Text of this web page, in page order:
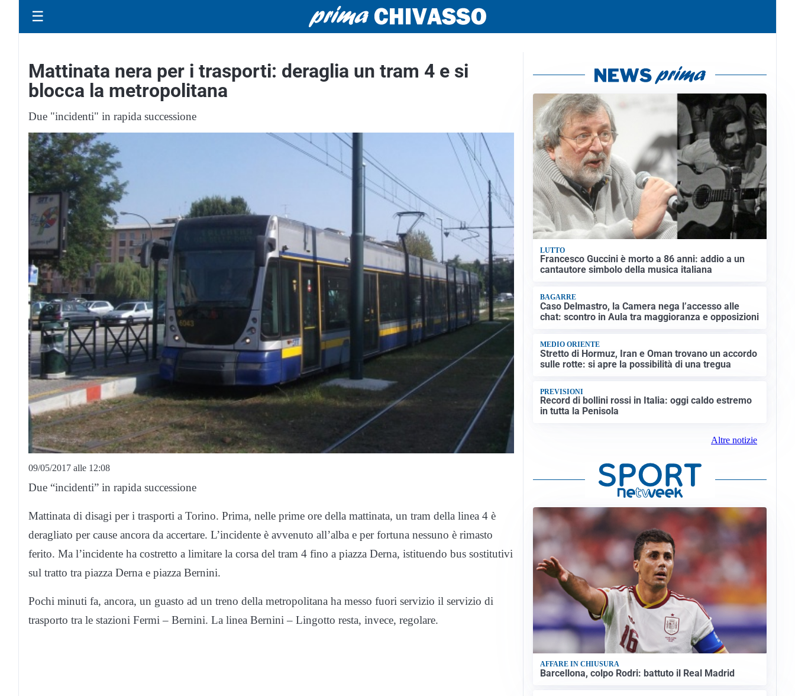
☰
Mattinata nera per i trasporti: deraglia un tram 4 e si
blocca la metropolitana
Due "incidenti" in rapida successione
09/05/2017 alle 12:08
Due “incidenti” in rapida successione
Mattinata di disagi per i trasporti a Torino. Prima, nelle prime ore della mattinata, un tram della linea 4 è
deragliato per cause ancora da accertare. L’incidente è avvenuto all’alba e per fortuna nessuno è rimasto
ferito. Ma l’incidente ha costretto a limitare la corsa del tram 4 fino a piazza Derna, istituendo bus sostitutivi
sul tratto tra piazza Derna e piazza Bernini.
Pochi minuti fa, ancora, un guasto ad un treno della metropolitana ha messo fuori servizio il servizio di
trasporto tra le stazioni Fermi – Bernini. La linea Bernini – Lingotto resta, invece, regolare.
LUTTO
Francesco Guccini è morto a 86 anni: addio a un
cantautore simbolo della musica italiana
BAGARRE
Caso Delmastro, la Camera nega l’accesso alle
chat: scontro in Aula tra maggioranza e opposizioni
MEDIO ORIENTE
Stretto di Hormuz, Iran e Oman trovano un accordo
sulle rotte: si apre la possibilità di una tregua
PREVISIONI
Record di bollini rossi in Italia: oggi caldo estremo
in tutta la Penisola
Altre notizie
AFFARE IN CHIUSURA
Barcellona, colpo Rodri: battuto il Real Madrid